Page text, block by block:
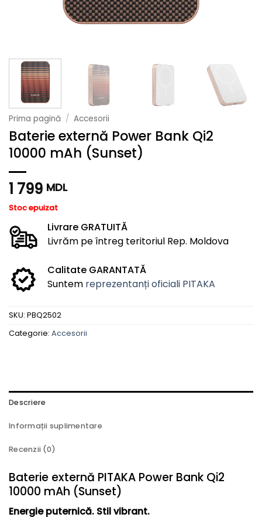
Prima pagină / Accesorii
Baterie externă Power Bank Qi2
10000 mAh (Sunset)
1 799 MDL
Stoc epuizat
Livrare GRATUITĂ
Livrăm pe întreg teritoriul Rep. Moldova
Calitate GARANTATĂ
Suntem reprezentanți oficiali PITAKA
SKU: PBQ2502
Categorie: Accesorii
Descriere
Informații suplimentare
Recenzii (0)
Baterie externă PITAKA Power Bank Qi2
10000 mAh (Sunset)
Energie puternică. Stil vibrant.